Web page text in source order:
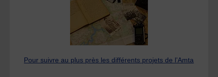
Pour suivre au plus près les différents projets de l’Amta